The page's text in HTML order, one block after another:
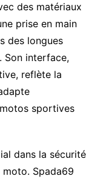
des matériaux
prise en main
des longues
Son interface,
reflète la
sportives
dans la sécurité
Spada69